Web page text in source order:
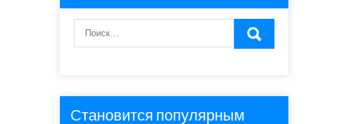
Становится популярным